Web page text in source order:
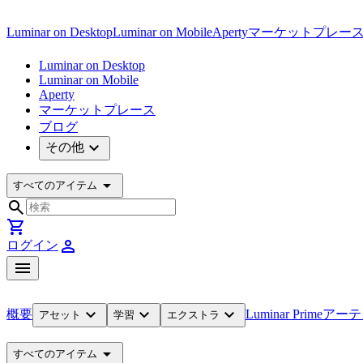
Luminar on DesktopLuminar on MobileApertyマーケットプレース
Luminar on Desktop
Luminar on Mobile
Aperty
マーケットプレース
ブログ
その他 expand_more
すべてのアイテム arrow_drop_down
search
shopping_cart
ログイン person
menu
概要 アセット expand_more 学習 expand_more エクストラ expand_more Luminar Primeアー
すべてのアイテム arrow_drop_down